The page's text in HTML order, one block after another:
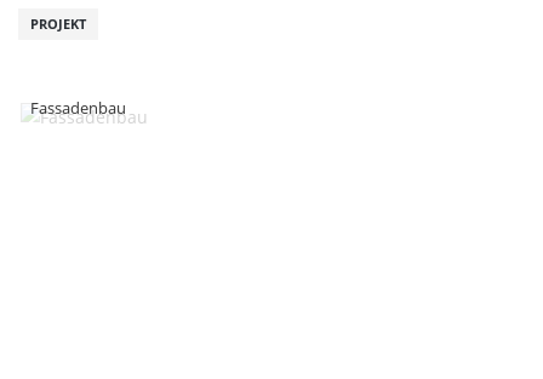
PROJEKT
Fassadenbau